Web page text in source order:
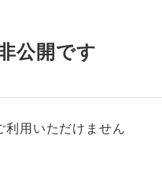
公開です
利用いただけません